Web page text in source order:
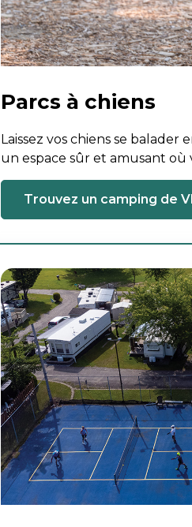
Parcs à chiens
Laissez vos chiens se
un espace sûr et amusant
socialiser et se dégourdir les
Trouvez un camping de